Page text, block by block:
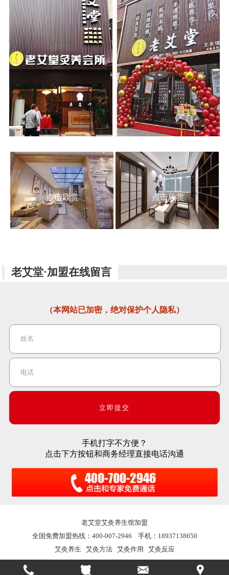
点击欣赏 点击欣赏
老艾堂·加盟在线留言
（本网站已加密，绝对保护个人隐私）
手机打字不方便？
点击下方按钮和商务经理直接电话沟通
老艾堂艾灸养生馆加盟
全国免费加盟热线：400-007-2946 手机：18937138650
艾灸养生
艾灸方法 艾灸作用 艾灸反应